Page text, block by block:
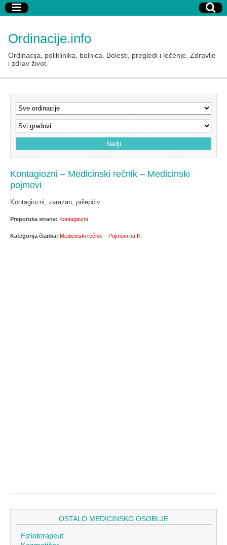
Ordinacije.info
Ordinacija, poliklinika, bolnica. Bolesti, pregledi i lečenje. Zdravlje
i zdrav život.
Kontagiozni – Medicinski rečnik – Medicinski
pojmovi
Kontagiozni, zarazan, prilepčiv.
Preporuka strane: Kontagiozni
Kategorija članka: Medicinski rečnik – Pojmovi na K
OSTALO MEDICINSKO OSOBLJE
Fizioterapeut